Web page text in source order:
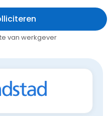
van werkgever